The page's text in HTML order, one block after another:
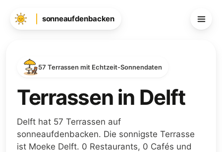
sonneaufdenbacken
57 Terrassen mit Echtzeit-Sonnendaten
Terrassen in Delft
Delft hat 57 Terrassen auf
sonneaufdenbacken. Die sonnigste Terrasse
ist Moeke Delft. 0 Restaurants, 0 Cafés und